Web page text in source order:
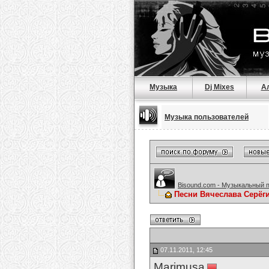
Музыка Dj Mixes
Музыка пользователей
Bisound.com - Музыкальный
Песни Вячеслава
07.11.2011, 12:45